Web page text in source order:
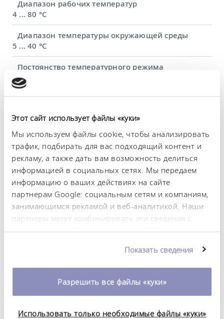
Этот сайт использует файлы «куки»
Мы используем файлы cookie, чтобы анализировать
трафик, подбирать для вас подходящий контент и
рекламу, а также дать вам возможность делиться
информацией в социальных сетях. Мы передаем
информацию о ваших действиях на сайте
партнерам Google: социальным сетям и компаниям,
занимающимся рекламой и веб-аналитикой. Наши
партнеры могут комбинировать эти сведения с
предоставленной вами информацией, а также
использовании вами их сервисов. Вы можете
изменить или отозвать свое согласие в любое
время. Более подробную информацию об этом вы
Показать сведения
Разрешить все файлы «куки»
Использовать только необходимые файлы «куки»
Диапазон рабочих температур
4 ... 80 °C
Диапазон температуры окружающей среды
5 ... 40 °C
Постоянство температурного режима
0.1 ± K
Теплопроизводительность, макс.
Присоединительная резьба на впуске/выпуске
(снаружи)
Quick C. 1/4″
Объем наполнения, макс.
0.32 L
Размеры (Ш × Г × В)
261 x 368 x 312 mm
Вес
Уровень звукового давления
Вес нетто
10.8 kg